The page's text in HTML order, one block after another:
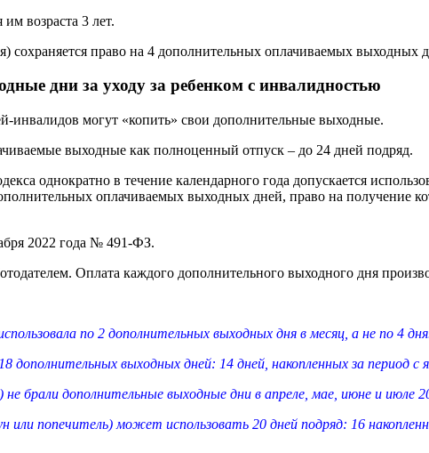
возраста 3 лет.
сохраняется право на 4 дополнительных оплачиваемых выходных
дни за уходу за ребенком с инвалидностью
инвалидов могут «копить» свои дополнительные выходные.
выходные как полноценный отпуск – до 24 дней подряд.
однократно в течение календарного года допускается
оплачиваемых выходных дней, право на получение
2022 года № 491-ФЗ.
Оплата каждого дополнительного выходного дня
по 2 дополнительных выходных дня в месяц, а не по 4
выходных дней: 14 дней, накопленных за период с
брали дополнительные выходные дни в апреле, мае, июне и июле
или попечитель) может использовать 20 дней подряд: 16